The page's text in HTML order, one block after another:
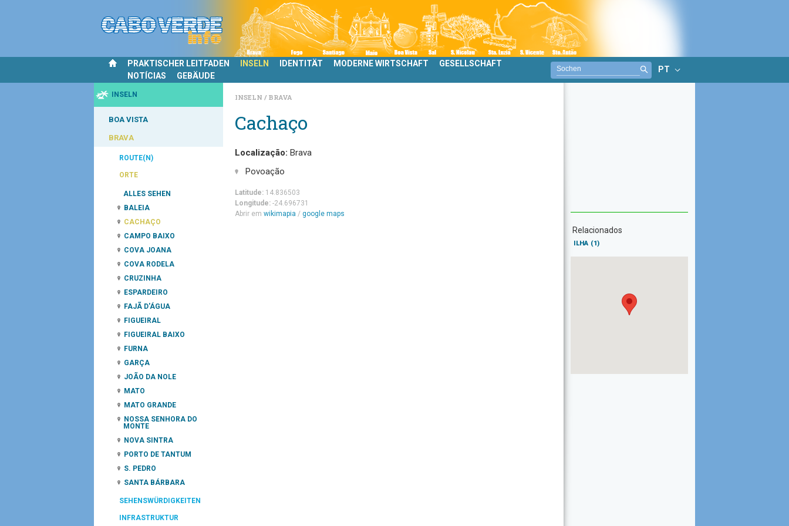
PRAKTISCHER LEITFADEN INSELN IDENTITÄT MODERNE WIRTSCHAFT
GESELLSCHAFT
NOTÍCIAS
GEBÄUDE
PT
INSELN
BOA VISTA
BRAVA
ROUTE(N)
ORTE
ALLES SEHEN
BALEIA
CACHAÇO
CAMPO BAIXO
COVA JOANA
COVA RODELA
CRUZINHA
ESPARDEIRO
FAJÃ D'ÁGUA
FIGUEIRAL
FIGUEIRAL BAIXO
FURNA
GARÇA
JOÃO DA NOLE
MATO
MATO GRANDE
NOSSA SENHORA DO
MONTE
NOVA SINTRA
PORTO DE TANTUM
S. PEDRO
SANTA BÁRBARA
SEHENSWÜRDIGKEITEN
INFRASTRUKTUR
INSELN BRAVA
Cachaço
Localização: Brava
Povoação
Latitude: 14.836503
Longitude: -24.696731
Abrir em wikimapia / google maps
Relacionados
ILHA (1)